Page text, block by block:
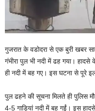
गुजरात के वडोदरा से एक बुरी खबर
गंभीरा पुल भी नदी में ढह गया।
ही नदी में बह गए। इस घटना से पूरे
पुल ढहने की सूचना मिलते ही पुलिस
4-5 गाड़ियां नदी में बह गईं। इस